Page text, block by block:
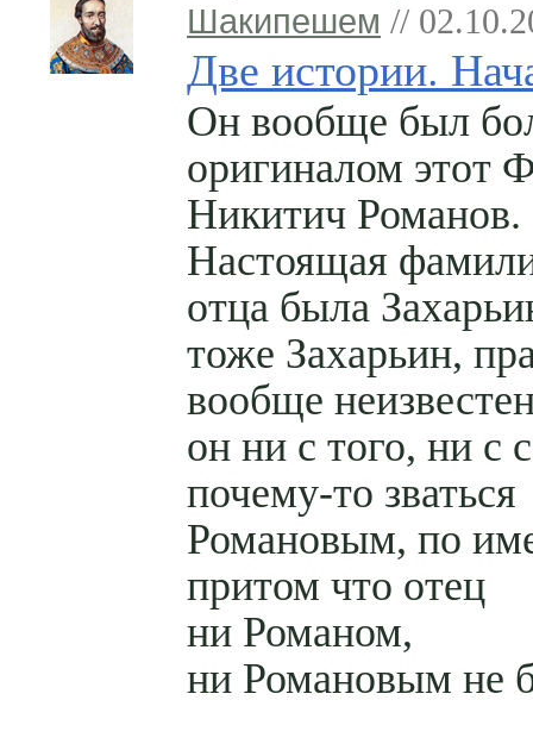
Шакипешем //
Две истории.
Он вообще был
оригиналом этот
Никитич Романов.
Настоящая
отца была
тоже Захарьин,
вообще
он ни с того, ни с
почему-то зваться
Романовым, по
притом что отец
ни Романом,
ни Романовым не